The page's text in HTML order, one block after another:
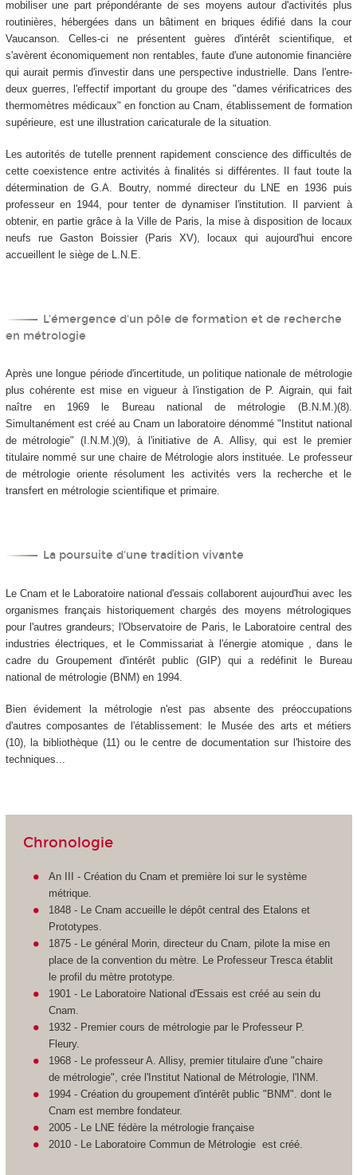
mobiliser une part prépondérante de ses moyens autour d'activités plus
routinières, hébergées dans un bâtiment en briques édifié dans la cour
Vaucanson. Celles-ci ne présentent guères d'intérêt scientifique, et
s'avèrent économiquement non rentables, faute d'une autonomie financière
qui aurait permis d'investir dans une perspective industrielle. Dans l'entre-
deux guerres, l'effectif important du groupe des "dames vérificatrices des
thermomètres médicaux" en fonction au Cnam, établissement de formation
supérieure, est une illustration caricaturale de la situation.
Les autorités de tutelle prennent rapidement conscience des difficultés de
cette coexistence entre activités à finalités si différentes. Il faut toute la
détermination de G.A. Boutry, nommé directeur du LNE en 1936 puis
professeur en 1944, pour tenter de dynamiser l'institution. Il parvient à
obtenir, en partie grâce à la Ville de Paris, la mise à disposition de locaux
neufs rue Gaston Boissier (Paris XV), locaux qui aujourd'hui encore
accueillent le siège de L.N.E.
L'émergence d'un pôle de formation et de recherche
en métrologie
Après une longue période d'incertitude, un politique nationale de métrologie
plus cohérente est mise en vigueur à l'instigation de P. Aigrain, qui fait
naître en 1969 le Bureau national de métrologie (B.N.M.)(8).
Simultanément est créé au Cnam un laboratoire dénommé "Institut national
de métrologie" (I.N.M.)(9), à l'initiative de A. Allisy, qui est le premier
titulaire nommé sur une chaire de Métrologie alors instituée. Le professeur
de métrologie oriente résolument les activités vers la recherche et le
transfert en métrologie scientifique et primaire.
La poursuite d'une tradition vivante
Le Cnam et le Laboratoire national d'essais collaborent aujourd'hui avec les
organismes français historiquement chargés des moyens métrologiques
pour l'autres grandeurs; l'Observatoire de Paris, le Laboratoire central des
industries électriques, et le Commissariat à l'énergie atomique , dans le
cadre du Groupement d'intérêt public (GIP) qui a redéfinit le Bureau
national de métrologie (BNM) en 1994.
Bien évidement la métrologie n'est pas absente des préoccupations
d'autres composantes de l'établissement: le Musée des arts et métiers
(10), la bibliothèque (11) ou le centre de documentation sur l'histoire des
techniques...
Chronologie
An III - Création du Cnam et première loi sur le système
métrique.
1848 - Le Cnam accueille le dépôt central des Etalons et
Prototypes.
1875 - Le général Morin, directeur du Cnam, pilote la mise en
place de la convention du mètre. Le Professeur Tresca établit
le profil du mètre prototype.
1901 - Le Laboratoire National d'Essais est créé au sein du
Cnam.
1932 - Premier cours de métrologie par le Professeur P.
Fleury.
1968 - Le professeur A. Allisy, premier titulaire d'une "chaire
de métrologie", crée l'Institut National de Métrologie, l'INM.
1994 - Création du groupement d'intérêt public "BNM". dont le
Cnam est membre fondateur.
2005 - Le LNE fédère la métrologie française
2010 - Le Laboratoire Commun de Métrologie est créé.